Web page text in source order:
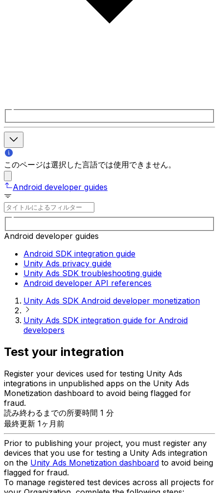
このページは選択した言語では使用できません。
Android developer guides
Android developer guides
Android SDK integration guide
Unity Ads privacy guide
Unity Ads SDK troubleshooting guide
Android developer API references
Unity Ads SDK Android developer monetization
Unity Ads SDK integration guide for Android
developers
Test your integration
Register your devices used for testing Unity Ads
integrations in unpublished apps on the Unity Ads
Monetization dashboard to avoid being flagged for
fraud.
読み終わるまでの所要時間 1 分
最終更新 1ヶ月前
Prior to publishing your project, you must register any
devices that you use for testing a Unity Ads integration
on the Unity Ads Monetization dashboard to avoid being
flagged for fraud.
To manage registered test devices across all projects for